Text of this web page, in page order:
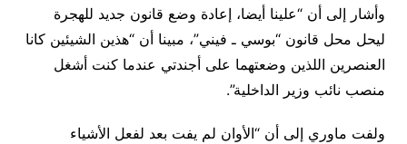
وأشار إلى أن “علينا أيضا، إعادة وضع قانون جديد للهجرة
ليحل محل قانون “بوسي ـ فيني”، مبينا أن “هذين الشيئين كانا
العنصرين اللذين وضعتهما على أجندتي عندما كنت أشغل
منصب نائب وزير الداخلية”.
ولفت ماوري إلى أن “الأوان لم يفت بعد لفعل الأشياء